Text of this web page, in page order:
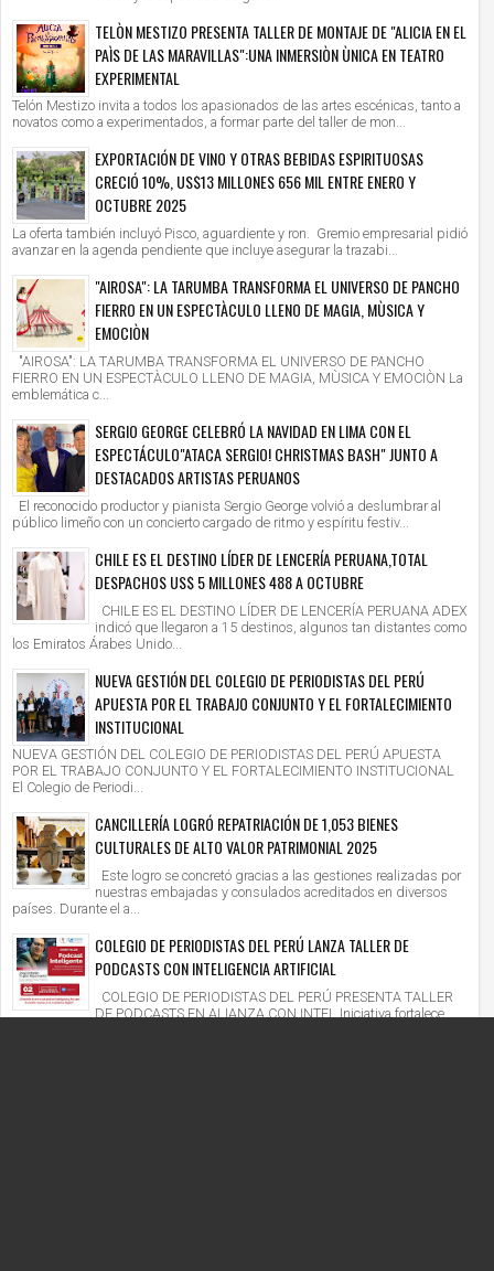
TELÒN MESTIZO PRESENTA TALLER DE MONTAJE DE "ALICIA EN EL
PAÌS DE LAS MARAVILLAS":UNA INMERSIÒN ÙNICA EN TEATRO
EXPERIMENTAL
Telón Mestizo invita a todos los apasionados de las artes escénicas, tanto a
novatos como a experimentados, a formar parte del taller de mon...
EXPORTACIÓN DE VINO Y OTRAS BEBIDAS ESPIRITUOSAS
CRECIÓ 10%, US$13 MILLONES 656 MIL ENTRE ENERO Y
OCTUBRE 2025
La oferta también incluyó Pisco, aguardiente y ron. Gremio empresarial pidió
avanzar en la agenda pendiente que incluye asegurar la trazabi...
"AIROSA": LA TARUMBA TRANSFORMA EL UNIVERSO DE PANCHO
FIERRO EN UN ESPECTÀCULO LLENO DE MAGIA, MÙSICA Y
EMOCIÒN
"AIROSA": LA TARUMBA TRANSFORMA EL UNIVERSO DE PANCHO
FIERRO EN UN ESPECTÀCULO LLENO DE MAGIA, MÙSICA Y EMOCIÒN La
emblemática c...
SERGIO GEORGE CELEBRÓ LA NAVIDAD EN LIMA CON EL
ESPECTÁCULO"ATACA SERGIO! CHRISTMAS BASH" JUNTO A
DESTACADOS ARTISTAS PERUANOS
El reconocido productor y pianista Sergio George volvió a deslumbrar al
público limeño con un concierto cargado de ritmo y espíritu festiv...
CHILE ES EL DESTINO LÍDER DE LENCERÍA PERUANA,TOTAL
DESPACHOS US$ 5 MILLONES 488 A OCTUBRE
CHILE ES EL DESTINO LÍDER DE LENCERÍA PERUANA ADEX
indicó que llegaron a 15 destinos, algunos tan distantes como
los Emiratos Árabes Unido...
NUEVA GESTIÓN DEL COLEGIO DE PERIODISTAS DEL PERÚ
APUESTA POR EL TRABAJO CONJUNTO Y EL FORTALECIMIENTO
INSTITUCIONAL
NUEVA GESTIÓN DEL COLEGIO DE PERIODISTAS DEL PERÚ APUESTA
POR EL TRABAJO CONJUNTO Y EL FORTALECIMIENTO INSTITUCIONAL
El Colegio de Periodi...
CANCILLERÍA LOGRÓ REPATRIACIÓN DE 1,053 BIENES
CULTURALES DE ALTO VALOR PATRIMONIAL 2025
Este logro se concretó gracias a las gestiones realizadas por
nuestras embajadas y consulados acreditados en diversos
países. Durante el a...
COLEGIO DE PERIODISTAS DEL PERÚ LANZA TALLER DE
PODCASTS CON INTELIGENCIA ARTIFICIAL
COLEGIO DE PERIODISTAS DEL PERÚ PRESENTA TALLER
DE PODCASTS EN ALIANZA CON INTEL Iniciativa fortalece